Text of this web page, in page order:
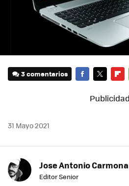
3 comentarios
31 Mayo 2021
Jose Antonio Carmona
Editor Senior